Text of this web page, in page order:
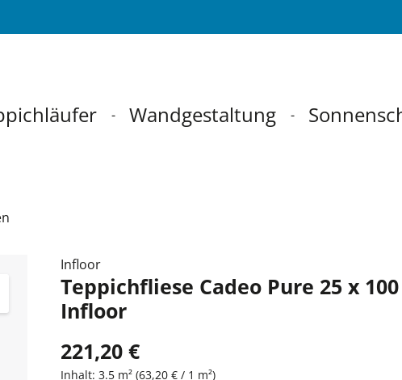
Wandgestaltung
Infloor
Teppichfliese Cadeo Pure 25 x
Infloor
221,20 €
Inhalt:3.5 m²(63,20 € / 1 m²)